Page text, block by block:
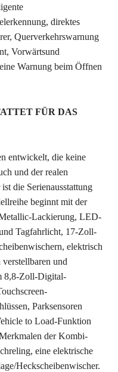
direktes
Querverkehrswarnung
Vorwärtsund
Warnung beim Öffnen
FÜR DAS
entwickelt, die keine
und der realen
die Serienausstattung
beginnt mit der
Lackierung, LED-
Tagfahrlicht, 17-Zoll-
elektrisch
und
8,8-Zoll-Digital-
Parksensoren
to Load-Funktion
der Kombi-
eine elektrische
Heckscheibenwischer.